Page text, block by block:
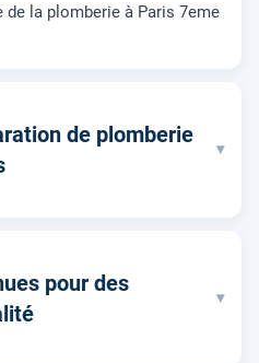
la plomberie à Paris 7eme
de plomberie
▾
pour des
▾